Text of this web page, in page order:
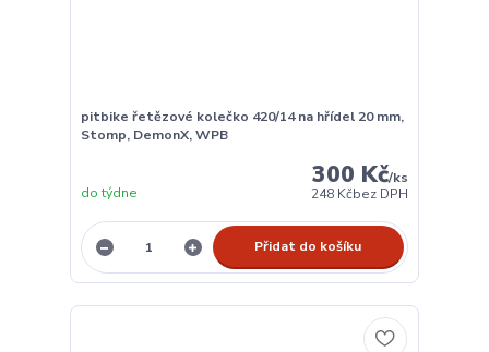
pitbike řetězové kolečko 420/14 na hřídel 20 mm,
Stomp, DemonX, WPB
300 Kč/ks
248 Kčbez DPH
do týdne
Přidat do košíku